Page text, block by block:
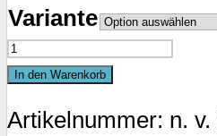
Variante
Nordis-
Magazin
Menge
In den Warenkorb
Artikelnummer: n. v.